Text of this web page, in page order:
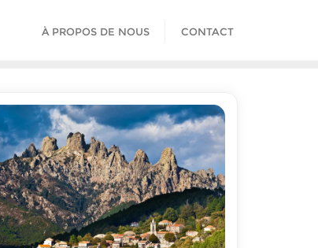
À PROPOS DE NOUS CONTACT